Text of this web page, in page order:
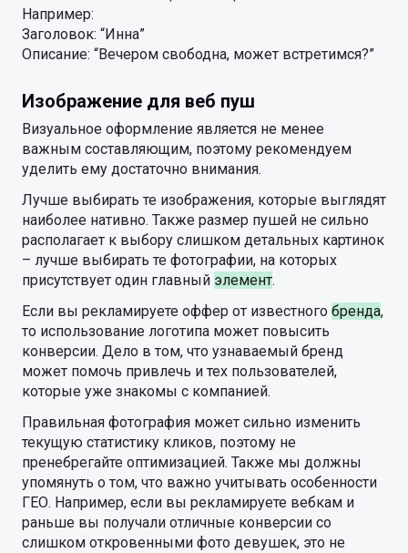
Например:
Заголовок: “Инна”
Описание: “Вечером свободна, может встретимся?”
Изображение для веб пуш
Визуальное оформление является не менее
важным составляющим, поэтому рекомендуем
уделить ему достаточно внимания.
Лучше выбирать те изображения, которые выглядят
наиболее нативно. Также размер пушей не сильно
располагает к выбору слишком детальных картинок
– лучше выбирать те фотографии, на которых
присутствует один главный элемент.
Если вы рекламируете оффер от известного бренда,
то использование логотипа может повысить
конверсии. Дело в том, что узнаваемый бренд
может помочь привлечь и тех пользователей,
которые уже знакомы с компанией.
Правильная фотография может сильно изменить
текущую статистику кликов, поэтому не
пренебрегайте оптимизацией. Также мы должны
упомянуть о том, что важно учитывать особенности
ГЕО. Например, если вы рекламируете вебкам и
раньше вы получали отличные конверсии со
слишком откровенными фото девушек, это не